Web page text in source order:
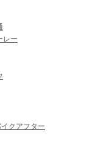
レー
クアフター